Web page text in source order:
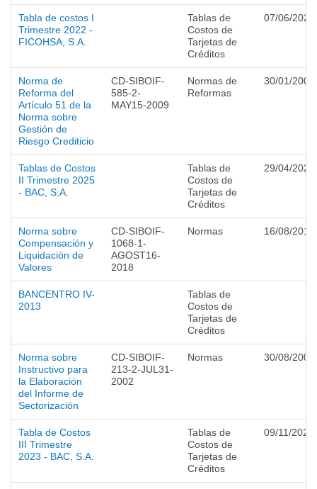
Tabla de costos I
Trimestre 2022 -
FICOHSA, S.A.
Tablas de
Costos de
Tarjetas de
Créditos
07/06/2022
Norma de
Reforma del
Artículo 51 de la
Norma sobre
Gestión de
Riesgo Crediticio
CD-SIBOIF-
585-2-
MAY15-2009
Normas de
Reformas
30/01/2009
Tablas de Costos
II Trimestre 2025
- BAC, S.A.
Tablas de
Costos de
Tarjetas de
Créditos
29/04/2025
Norma sobre
Compensación y
Liquidación de
Valores
CD-SIBOIF-
1068-1-
AGOST16-
2018
Normas 16/08/2018
BANCENTRO IV-
2013
Tablas de
Costos de
Tarjetas de
Créditos
Norma sobre
Instructivo para
la Elaboración
del Informe de
Sectorización
CD-SIBOIF-
213-2-JUL31-
2002
Normas 30/08/2002
Tabla de Costos
III Trimestre
2023 - BAC, S.A.
Tablas de
Costos de
Tarjetas de
Créditos
09/11/2023